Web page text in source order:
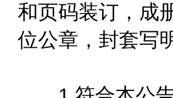
和页码装订，成
位公章，封套写